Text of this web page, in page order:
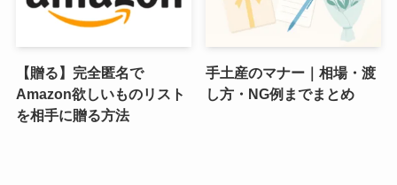
【贈る】完全匿名で
Amazon欲しいものリスト
を相手に贈る方法
手土産のマナー｜相場・渡
し方・NG例までまとめ